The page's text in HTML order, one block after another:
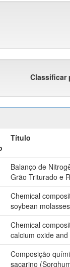
Classificar
Título
Balanço de
Grão Triturado e
Chemical
soybean
Chemical
calcium oxide
Composição
sacarino